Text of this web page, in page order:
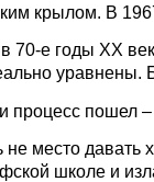
крылом. В
70-е годы ХХ
уравнены.
процесс пошел
не место давать
школе и